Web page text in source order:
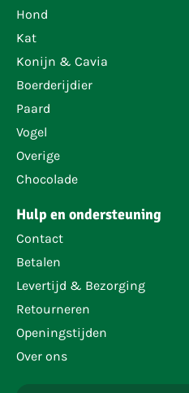
Hond
Kat
Konijn & Cavia
Boerderijdier
Paard
Vogel
Overige
Chocolade
Hulp en ondersteuning
Contact
Betalen
Levertijd & Bezorging
Retourneren
Openingstijden
Over ons